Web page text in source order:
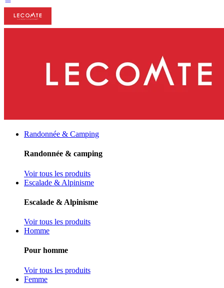
Randonnée & Camping
Randonnée & camping
Voir tous les produits
Escalade & Alpinisme
Escalade & Alpinisme
Voir tous les produits
Homme
Pour homme
Voir tous les produits
Femme